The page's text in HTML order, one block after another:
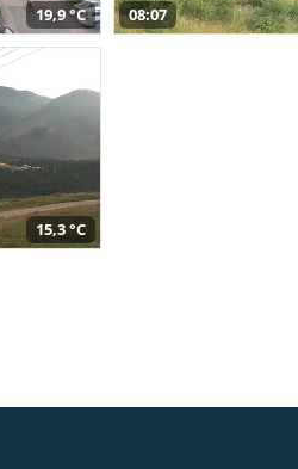
19,9 °C 08:07
15,3 °C